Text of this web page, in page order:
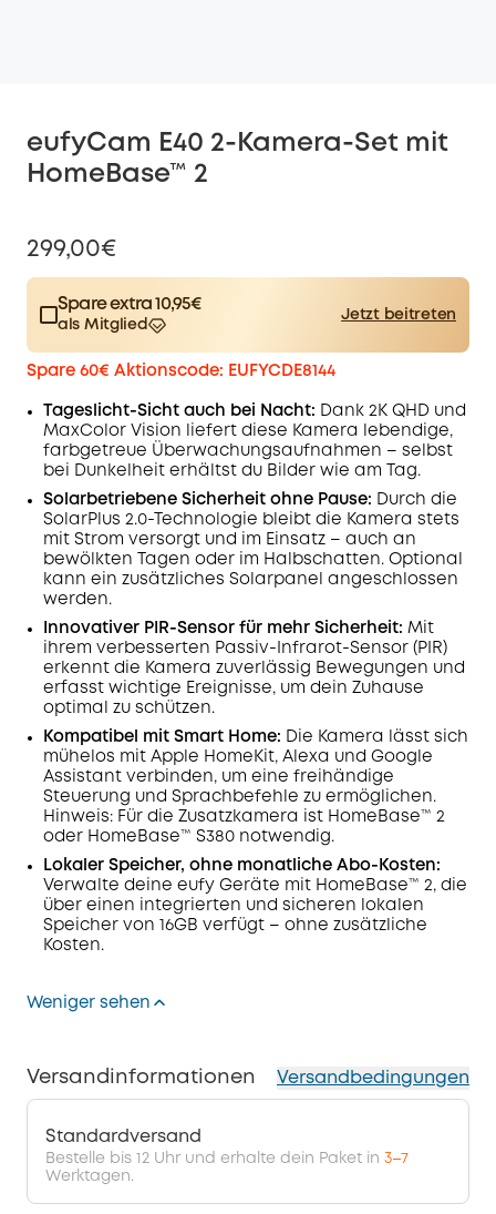
eufyCam E40 2-Kamera-Set mit
HomeBase™ 2
299,00€
Spare extra 10,95€
als Mitglied
Jetzt beitreten
Plus Member $15.00
Spare 10,95€ Now
Spare 60€ Aktionscode: EUFYCDE8144
Tageslicht-Sicht auch bei Nacht: Dank 2K QHD und
MaxColor Vision liefert diese Kamera lebendige,
farbgetreue Überwachungsaufnahmen – selbst
bei Dunkelheit erhältst du Bilder wie am Tag.
Solarbetriebene Sicherheit ohne Pause: Durch die
SolarPlus 2.0-Technologie bleibt die Kamera stets
mit Strom versorgt und im Einsatz – auch an
bewölkten Tagen oder im Halbschatten. Optional
kann ein zusätzliches Solarpanel angeschlossen
werden.
Innovativer PIR-Sensor für mehr Sicherheit: Mit
ihrem verbesserten Passiv-Infrarot-Sensor (PIR)
erkennt die Kamera zuverlässig Bewegungen und
erfasst wichtige Ereignisse, um dein Zuhause
optimal zu schützen.
Kompatibel mit Smart Home: Die Kamera lässt sich
mühelos mit Apple HomeKit, Alexa und Google
Assistant verbinden, um eine freihändige
Steuerung und Sprachbefehle zu ermöglichen.
Hinweis: Für die Zusatzkamera ist HomeBase™ 2
oder HomeBase™ S380 notwendig.
Lokaler Speicher, ohne monatliche Abo-Kosten:
Verwalte deine eufy Geräte mit HomeBase™ 2, die
über einen integrierten und sicheren lokalen
Speicher von 16GB verfügt – ohne zusätzliche
Kosten.
Weniger sehen
Versandinformationen Versandbedingungen
Standardversand
Bestelle bis 12 Uhr und erhalte dein Paket in 3–7
Werktagen.